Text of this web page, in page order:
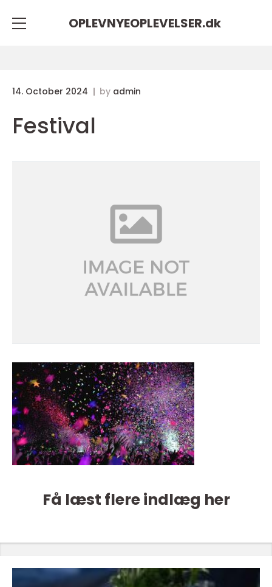
OPLEVNYEOPLEVELSER.dk
14. October 2024 by admin
Festival
Få læst flere indlæg her